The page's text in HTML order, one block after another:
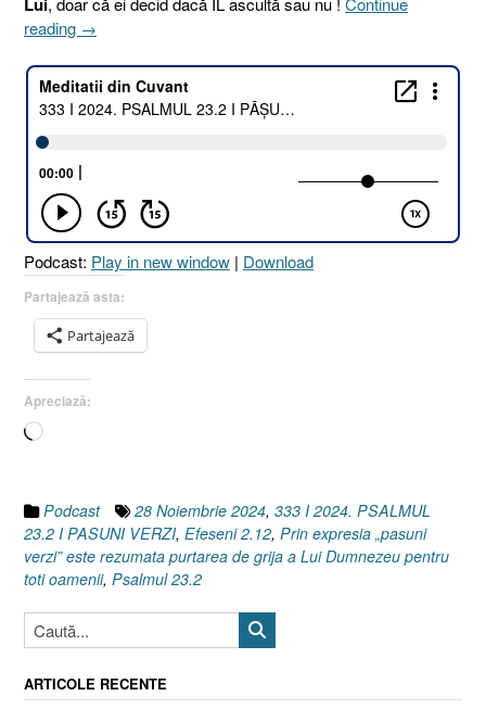
reading „333
2024.
PSALMUL
23.2
PĂȘUNI
[Psalmul
23.2
I
Efeseni
2.12]
28
2024”
→
Podcast: Play in new window | Download
Partajează asta:
Partajează
Apreciază:
Încarc...
Podcast 28 Noiembrie 2024, 333 I 2024. PSALMUL
23.2 I PASUNI VERZI, Efeseni 2.12, Prin expresia „pasuni
verzi” este rezumata purtarea de grija a Lui Dumnezeu pentru
toti oamenii, Psalmul 23.2
ARTICOLE RECENTE